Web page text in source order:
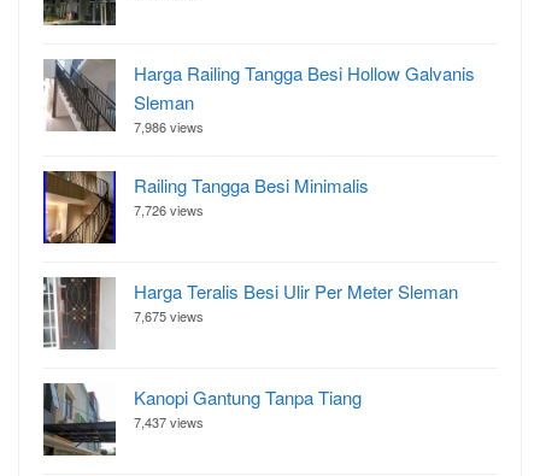
Harga Railing Tangga Besi Hollow Galvanis
Sleman
7,986 views
Railing Tangga Besi Minimalis
7,726 views
Harga Teralis Besi Ulir Per Meter Sleman
7,675 views
Kanopi Gantung Tanpa Tiang
7,437 views